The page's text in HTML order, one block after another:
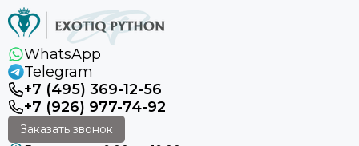
WhatsApp
Telegram
+7 (495) 369-12-56
+7 (926) 977-74-92
Заказать звонок